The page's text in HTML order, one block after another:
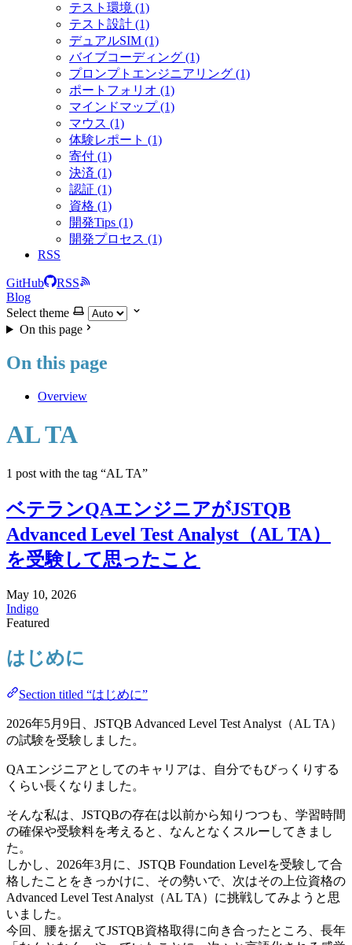
テスト環境 (1)
テスト設計 (1)
デュアルSIM (1)
バイブコーディング (1)
プロンプトエンジニアリング (1)
ポートフォリオ (1)
マインドマップ (1)
マウス (1)
体験レポート (1)
寄付 (1)
決済 (1)
認証 (1)
資格 (1)
開発Tips (1)
開発プロセス (1)
RSS
GitHub
RSS
Blog
Select theme
On this page
On this page
Overview
AL TA
1 post with the tag “AL TA”
ベテランQAエンジニアがJSTQB
Advanced Level Test Analyst（AL TA）
を受験して思ったこと
May 10, 2026
Indigo
Featured
はじめに
Section titled “はじめに”
2026年5月9日、JSTQB Advanced Level Test Analyst（AL TA）
の試験を受験しました。
QAエンジニアとしてのキャリアは、自分でもびっくりする
くらい長くなりました。
そんな私は、JSTQBの存在は以前から知りつつも、学習時間
の確保や受験料を考えると、なんとなくスルーしてきまし
た。
しかし、2026年3月に、JSTQB Foundation Levelを受験して合
格したことをきっかけに、その勢いで、次はその上位資格の
Advanced Level Test Analyst（AL TA）に挑戦してみようと思
いました。
今回、腰を据えてJSTQB資格取得に向き合ったところ、長年